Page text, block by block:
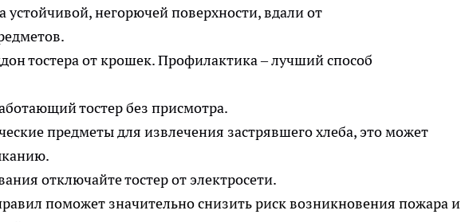
устойчивой, негорючей поверхности, вдали от
тостера от крошек. Профилактика – лучший способ
тостер без присмотра.
предметы для извлечения застрявшего хлеба, это может
отключайте тостер от электросети.
поможет значительно снизить риск возникновения пожара и